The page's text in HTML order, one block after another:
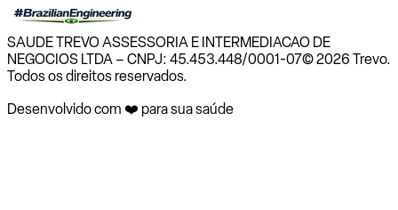
SAUDE TREVO ASSESSORIA E INTERMEDIACAO DE
NEGOCIOS LTDA – CNPJ: 45.453.448/0001-07© 2026 Trevo.
Todos os direitos reservados.
Desenvolvido com ❤️ para sua saúde